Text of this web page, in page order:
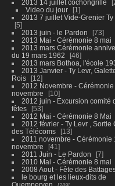
2013 14 juillet cochongrillé
Video du jour
1
2013 7 juillet Vide-Grenier Ty
5
2013 juin - le Pardon
73
2013 Mai - Cérémonie 8 mai
2013 mars Cérémonie
du 19 mars 1962
46
2013 mars Bothoa, l'école
2013 Janvier - Ty Levr,
Rois
12
2012 Novembre - Cérémonie
novembre
10
2012 juin - Excursion comité
fêtes
53
2012 Mai - Cérémonie 8 Mai
2012 février - Ty Levr , Sortie
des Télécoms
13
2011 novembre - Cérémonie
novembre
41
2011 Juin - Le Pardon
7
2010 Mai - Cérémonie 8 mai
2008 Aout - Fête des
le bourg et les lieux-dits de
Quemperven